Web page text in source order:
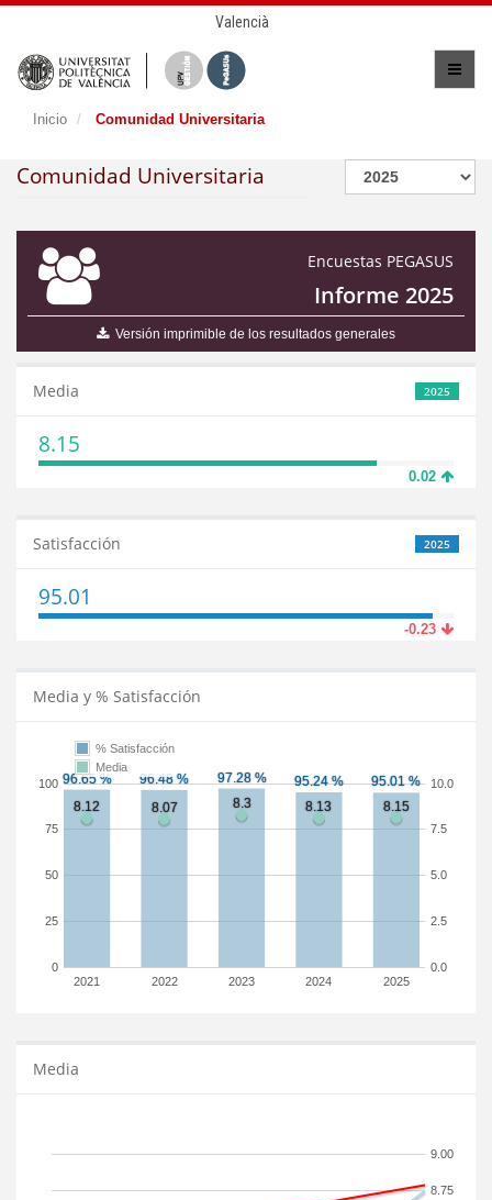
Valencià
Inicio Comunidad Universitaria
Comunidad Universitaria
Encuestas PEGASUS
Informe 2025
Versión imprimible de los resultados generales
2025
Media
8.15
0.02
2025
Satisfacción
95.01
-0.23
Media y % Satisfacción
2021 2022 2023 2024 2025
0
25
50
75
100
0.0
2.5
5.0
7.5
10.0
% Satisfacción
Media
Media
8.75
9.00